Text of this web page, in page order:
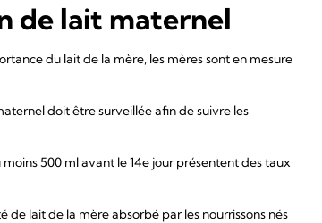
de lait maternel
du lait de la mère, les mères sont en mesure
doit être surveillée afin de suivre les
500 ml avant le 14e jour présentent des taux
lait de la mère absorbé par les nourrissons nés